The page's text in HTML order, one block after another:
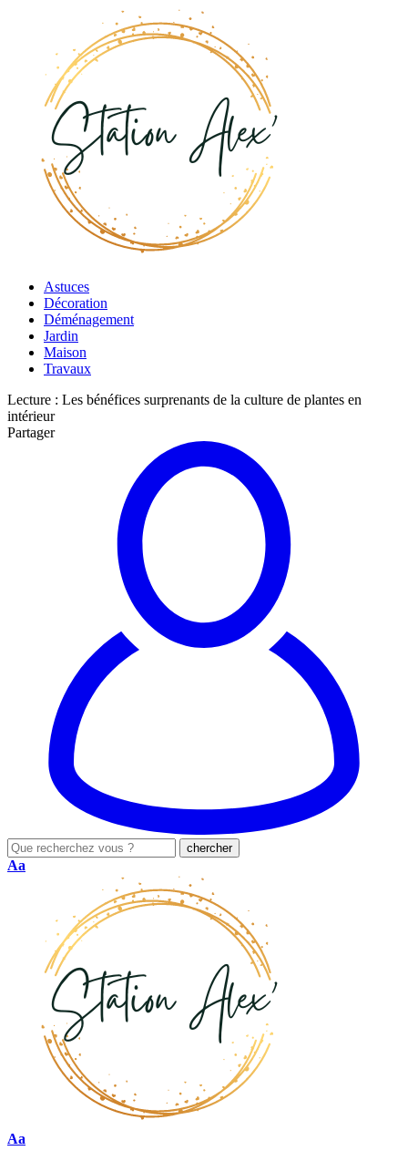
Astuces
Décoration
Déménagement
Jardin
Maison
Travaux
Lecture : Les bénéfices surprenants de la culture de plantes en
intérieur
Partager
Aa
Aa